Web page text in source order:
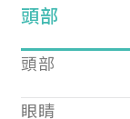
頭部
頭部
眼睛